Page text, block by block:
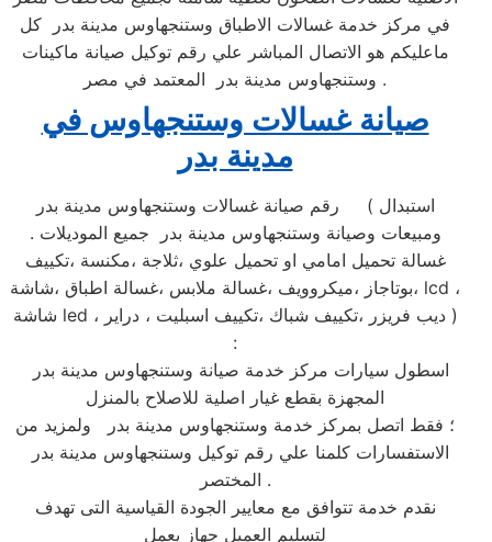
في مركز خدمة غسالات الاطباق وستنجهاوس مدينة بدر كل
ماعليكم هو الاتصال المباشر علي رقم توكيل صيانة ماكينات
وستنجهاوس مدينة بدر المعتمد في مصر .
صيانة غسالات وستنجهاوس في
مدينة بدر
رقم صيانة غسالات وستنجهاوس مدينة بدر ( استبدال
ومبيعات وصيانة وستنجهاوس مدينة بدر جميع الموديلات .
غسالة تحميل امامي او تحميل علوي ،ثلاجة ،مكنسة ،تكييف
،بوتاجاز ،ميكروويف ،غسالة ملابس ،غسالة اطباق ،شاشة lcd ،
شاشة led ، ديب فريزر ،تكييف شباك ،تكييف اسبليت ، دراير )
:
اسطول سيارات مركز خدمة صيانة وستنجهاوس مدينة بدر
المجهزة بقطع غيار اصلية للاصلاح بالمنزل
؛ فقط اتصل بمركز خدمة وستنجهاوس مدينة بدر ولمزيد من
الاستفسارات كلمنا علي رقم توكيل وستنجهاوس مدينة بدر
المختصر .
نقدم خدمة تتوافق مع معايير الجودة القياسية التى تهدف
لتسليم العميل جهاز يعمل